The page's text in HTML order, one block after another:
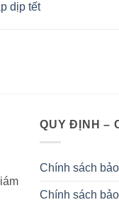
dịp tết
QUY ĐỊNH –
Chính sách
Chính sách